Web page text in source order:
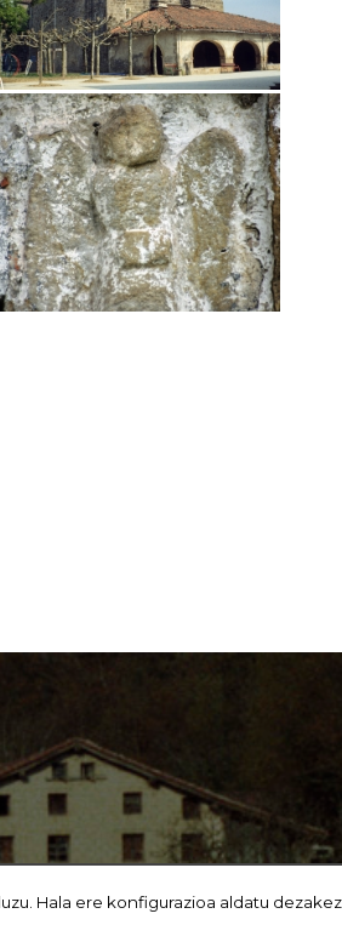
Hala ere konfigurazioa aldatu